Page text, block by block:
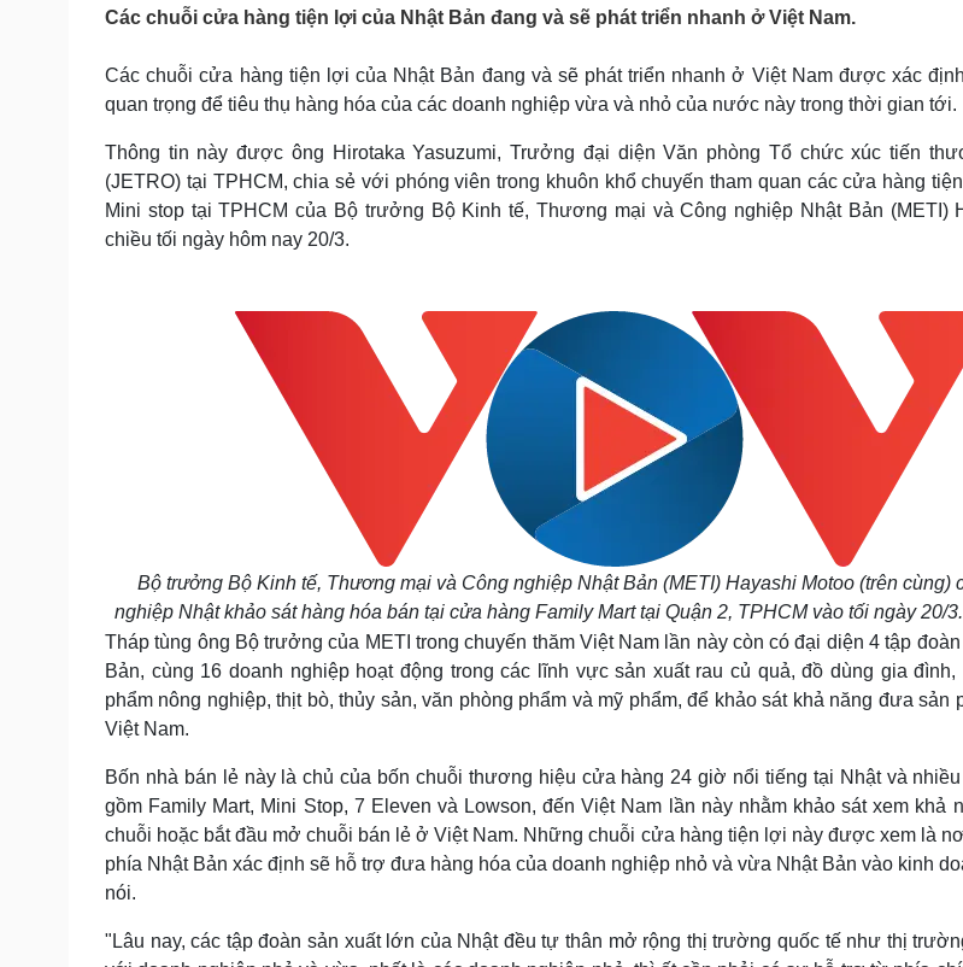
Pháp luật
Tin nóng
Tư vấn luật
Quân sự - Quốc phòng
Việt Nam
Phân tích
Thể thao
Lịch thi đấu bóng đá
Thế giới thể thao
Hậu trường
Ô tô - Xe máy
Xe máy
Tư vấn
Sức khỏe
Dinh dưỡng - món ngon
Cây thuốc
Làm đẹp - giảm cân
Đời sống
Nhà đẹp
Văn hóa
Sân khấu - Điện ảnh
Giải trí
Nghệ sĩ
Các chuỗi cửa hàng tiện lợi của Nhật Bản đang và sẽ phát triển nhanh ở Việt Nam.
Các chuỗi cửa hàng tiện lợi của Nhật Bản đang và sẽ phát triển nhanh ở Việt Nam được xác
quan trọng để tiêu thụ hàng hóa của các doanh nghiệp vừa và nhỏ của nước này trong thời gian tới.
Thông tin này được ông Hirotaka Yasuzumi, Trưởng đại diện Văn phòng Tổ chức xúc tiến
(JETRO) tại TPHCM, chia sẻ với phóng viên trong khuôn khổ chuyến tham quan các cửa hàng
Mini stop tại TPHCM của Bộ trưởng Bộ Kinh tế, Thương mại và Công nghiệp Nhật Bản (METI)
chiều tối ngày hôm nay 20/3.
Bộ trưởng Bộ Kinh tế, Thương mại và Công nghiệp Nhật Bản (METI) Hayashi Motoo (trên cùng)
nghiệp Nhật khảo sát hàng hóa bán tại cửa hàng Family Mart tại Quận 2, TPHCM vào tối ngày 20/
Tháp tùng ông Bộ trưởng của METI trong chuyến thăm Việt Nam lần này còn có đại diện 4 tập
Bản, cùng 16 doanh nghiệp hoạt động trong các lĩnh vực sản xuất rau củ quả, đồ dùng gia đình,
phẩm nông nghiệp, thịt bò, thủy sản, văn phòng phẩm và mỹ phẩm, để khảo sát khả năng đưa sản
Việt Nam.
Bốn nhà bán lẻ này là chủ của bốn chuỗi thương hiệu cửa hàng 24 giờ nổi tiếng tại Nhật và
gồm Family Mart, Mini Stop, 7 Eleven và Lowson, đến Việt Nam lần này nhằm khảo sát xem khả
chuỗi hoặc bắt đầu mở chuỗi bán lẻ ở Việt Nam. Những chuỗi cửa hàng tiện lợi này được xem là
phía Nhật Bản xác định sẽ hỗ trợ đưa hàng hóa của doanh nghiệp nhỏ và vừa Nhật Bản vào kinh
nói.
"Lâu nay, các tập đoàn sản xuất lớn của Nhật đều tự thân mở rộng thị trường quốc tế như thị